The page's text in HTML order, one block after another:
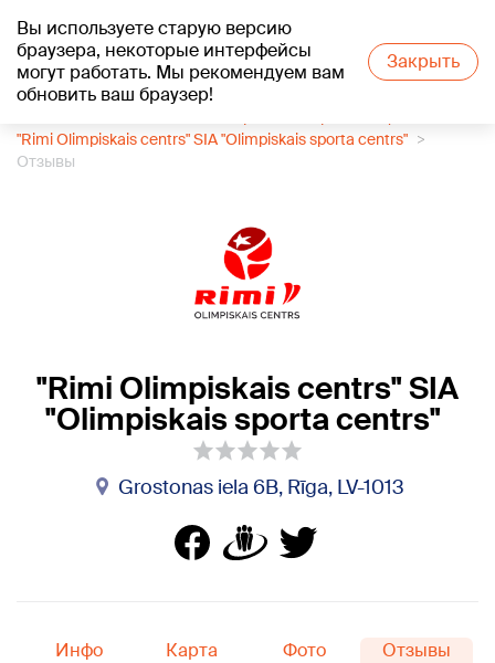
Вы используете старую версию
браузера, некоторые интерфейсы
могут работать. Мы рекомендуем вам
обновить ваш браузер!
Закрыть
+13°C
"Rimi Olimpiskais centrs" SIA "Olimpiskais sporta centrs"
Отзывы
"Rimi Olimpiskais centrs" SIA
"Olimpiskais sporta centrs"
Grostonas iela 6B, Rīga, LV-1013
Инфо Карта Фото Отзывы